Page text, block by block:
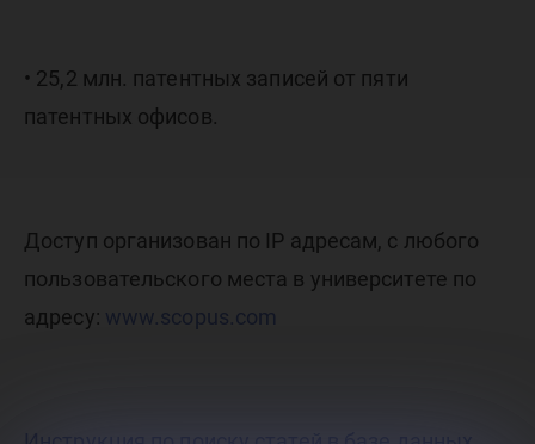
• 25,2 млн. патентных записей от пяти
патентных офисов.
Доступ организован по IP адресам, с любого
пользовательского места в университете по
адресу: www.scopus.com